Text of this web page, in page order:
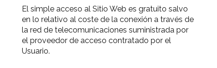
El simple acceso al Sitio Web es gratuito salvo
en lo relativo al coste de la conexión a través de
la red de telecomunicaciones suministrada por
el proveedor de acceso contratado por el
Usuario.